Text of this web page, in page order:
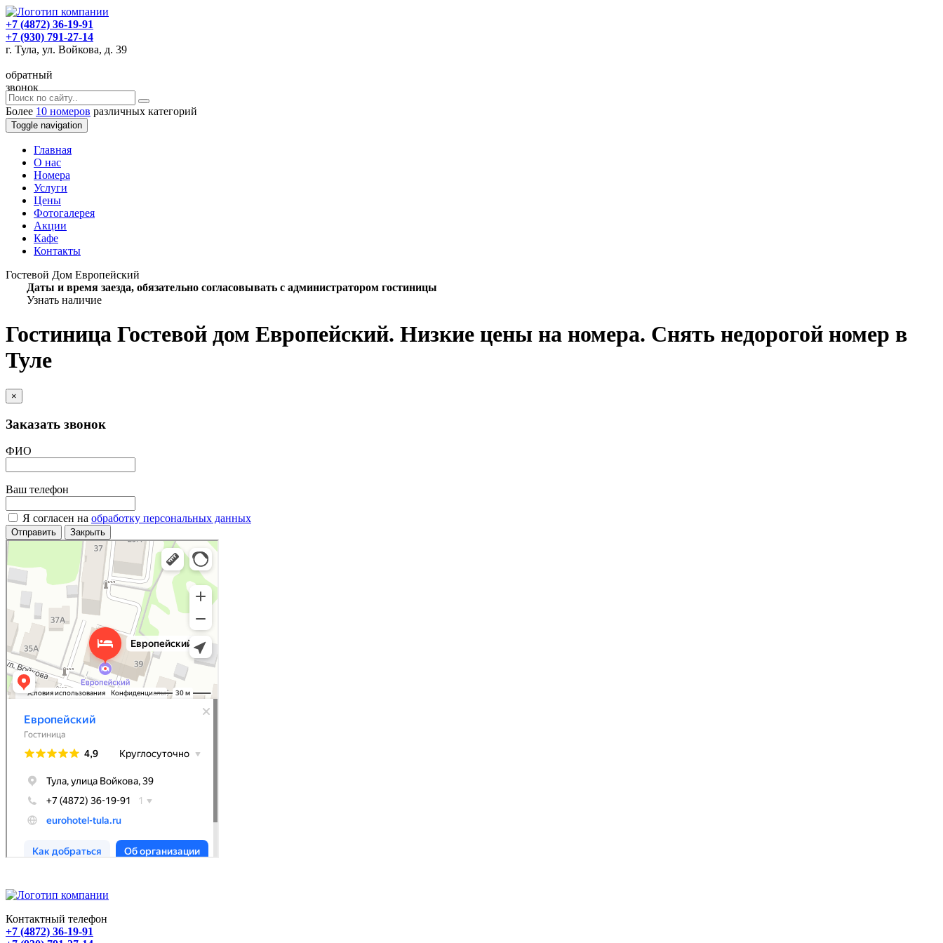
+7 (4872) 36-19-91
+7 (930) 791-27-14
г. Тула, ул. Войкова, д. 39
обратный
звонок
Более 10 номеров различных категорий
Toggle navigation
Главная
O нас
Номера
Услуги
Цены
Фотогалерея
Акции
Кафе
Контакты
Гостевой Дом Европейский
Даты и время заезда, обязательно согласовывать с администратором гостиницы
Узнать наличие
Гостиница Гостевой дом Европейский. Низкие цены на номера. Снять недорогой номер в
Туле
×
Заказать звонок
ФИО
Ваш телефон
Я согласен на обработку персональных данных
Отправить Закрыть
Контактный телефон
+7 (4872) 36-19-91